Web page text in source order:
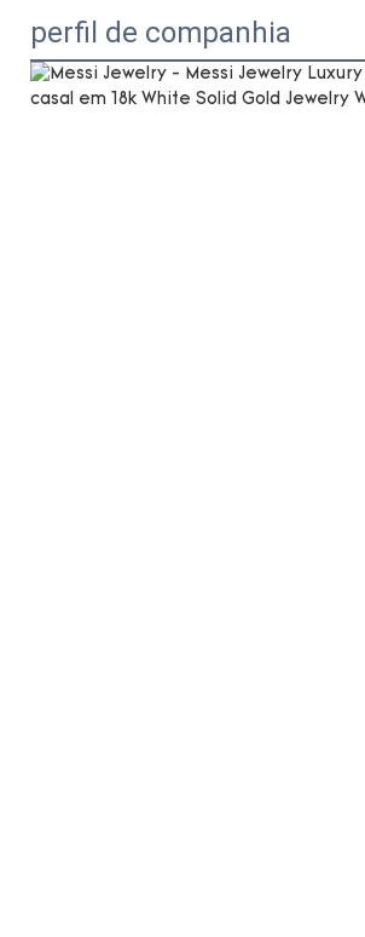
perfil de companhia